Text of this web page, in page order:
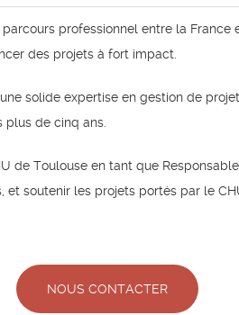
professionnel entre la
des projets à fort impact.
solide expertise en gestion de
de cinq ans.
de Toulouse en tant que
soutenir les projets portés par le
NOUS CONTACTER